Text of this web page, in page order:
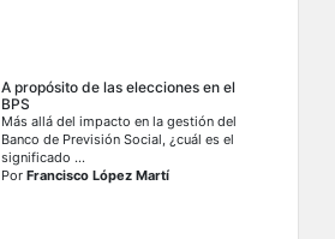
A propósito de las elecciones en el
BPS
Más allá del impacto en la gestión del
Banco de Previsión Social, ¿cuál es el
significado ...
PorFrancisco López Martí